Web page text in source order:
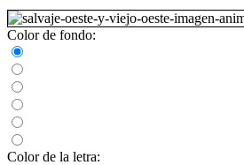
Color de fondo:
Color de la letra: